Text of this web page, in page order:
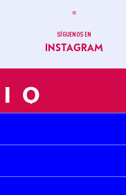
SÍGUENOS EN
INSTAGRAM